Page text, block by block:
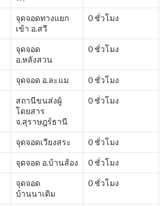
จุดจอดทางแยก
เข้า อ.สวี
0 ชั่วโมง
จุดจอด
อ.หลังสวน
0 ชั่วโมง
จุดจอด อ.ละแม 0 ชั่วโมง
สถานีขนส่งผู้
โดยสาร
จ.สุราษฎร์ธานี
0 ชั่วโมง
จุดจอดเวียงสระ 0 ชั่วโมง
จุดจอด อ.บ้านส้อง 0 ชั่วโมง
จุดจอด
บ้านนาเดิม
0 ชั่วโมง